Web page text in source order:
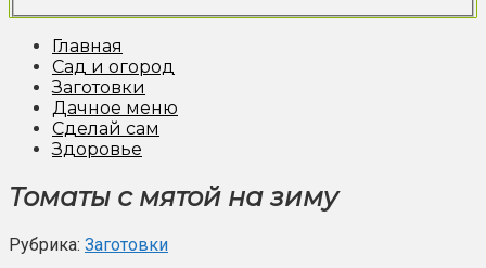
Главная
Сад и огород
Заготовки
Дачное меню
Сделай сам
Здоровье
Томаты с мятой на зиму
Рубрика: Заготовки